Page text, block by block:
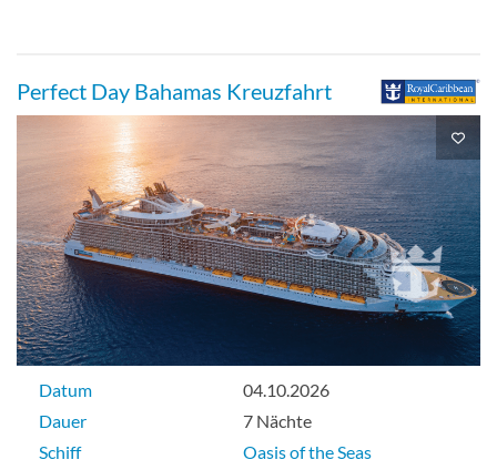
Junior Suite mit Balkon-[J3]
Suite
Junior Suite mit Balkon-[J4]
Perfect Day Bahamas Kreuzfahrt
Datum
04.10.2026
Dauer
7 Nächte
Schiff
Oasis of the Seas